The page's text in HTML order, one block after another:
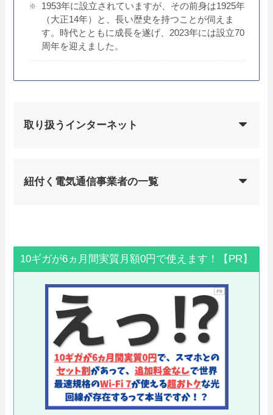
1953年に設立されていますが、その前身は1925年
（大正14年）と、長い歴史を持つことが伺えま
す。時代とともに成長を遂げ、2023年には設立70
周年を迎えました。
取り扱うインターネット
紐付く電気通信事業者の一覧
10ギガが6ヵ月間実質月額0円で使えます！【PR】